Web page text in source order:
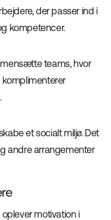
der passer ind i
kompetencer.
teams, hvor
et socialt miljø. Det
andre arrangementer
motivation i